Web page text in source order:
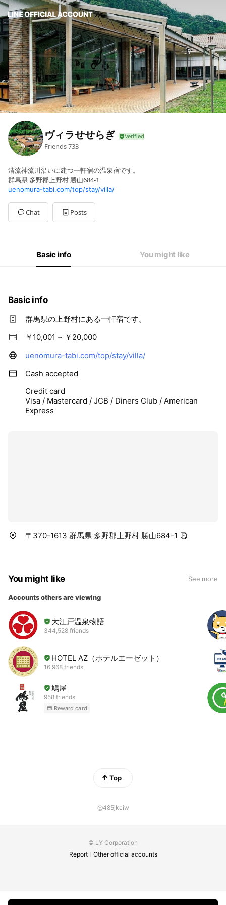
ヴィラせせらぎ
Friends733
清流神流川沿いに建つ一軒宿の温泉宿です。
群馬県 多野郡上野村 勝山684-1
uenomura-tabi.com/top/stay/villa/
Chat Posts
Basic info You might like
Basic info
群馬県の上野村にある一軒宿です。
￥10,001 ~ ￥20,000
uenomura-tabi.com/top/stay/villa/
Cash accepted
Credit card
Visa / Mastercard / JCB / Diners Club / American
Express
〒370-1613 群馬県 多野郡上野村 勝山684-1
You might like See more
Accounts others are viewing
大江戸温泉物語
344,528 friends
HOTEL AZ（ホテルエーゼット）
16,968 friends
鳩屋
958 friends
Reward card
Top
@485jkciw
© LY Corporation
Report
Other official accounts